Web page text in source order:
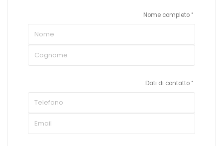
Nome completo
Dati di contatto